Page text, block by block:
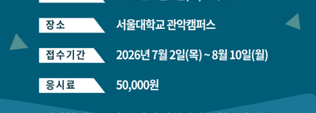
2026 대회 접수 안내